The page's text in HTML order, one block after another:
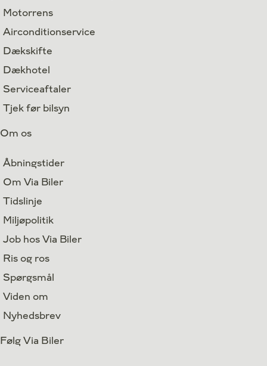
Motorrens
Airconditionservice
Dækskifte
Dækhotel
Serviceaftaler
Tjek før bilsyn
Om os
Åbningstider
Om Via Biler
Tidslinje
Miljøpolitik
Job hos Via Biler
Ris og ros
Spørgsmål
Viden om
Nyhedsbrev
Følg Via Biler